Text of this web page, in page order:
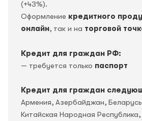
(+43%).
Оформление кредитного
онлайн, так и на торговой
Кредит для граждан РФ:
— требуется только паспорт
Кредит для граждан
Армения, Азербайджан,
Китайская Народная